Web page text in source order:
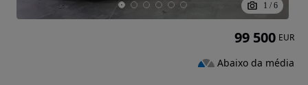
1 / 6
99 500 EUR
Abaixo da média